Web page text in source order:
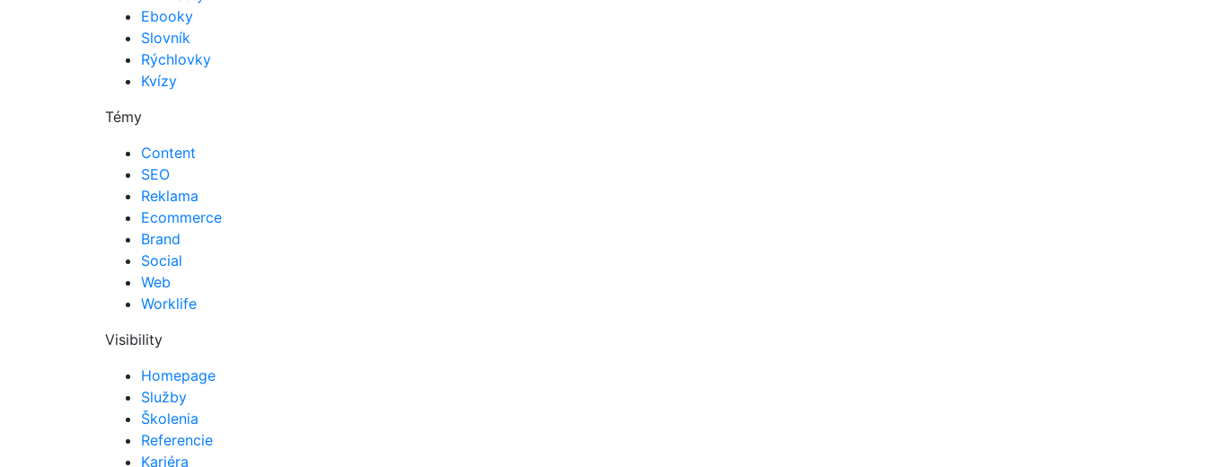
Ebooky
Slovník
Rýchlovky
Kvízy
Témy
Content
SEO
Reklama
Ecommerce
Brand
Social
Web
Worklife
Visibility
Homepage
Služby
Školenia
Referencie
Kariéra